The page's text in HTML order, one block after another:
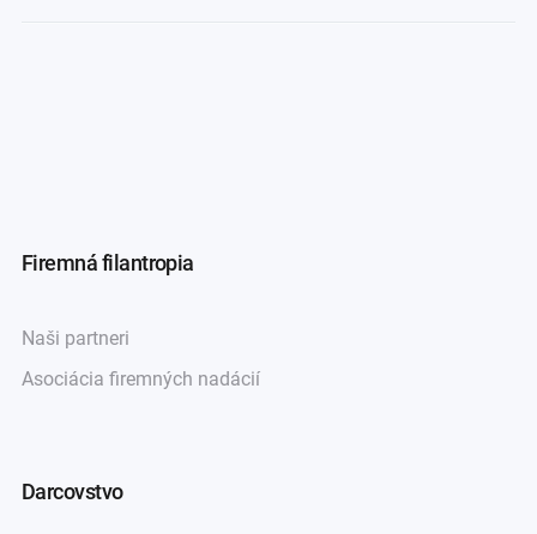
Firemná filantropia
Naši partneri
Asociácia firemných nadácií
Darcovstvo